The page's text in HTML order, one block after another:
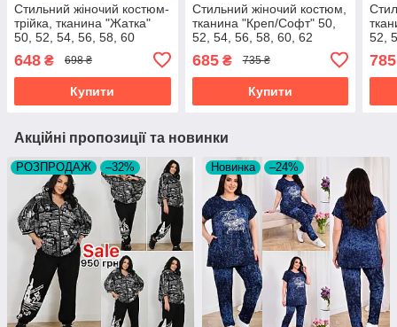
Стильний жіночий костюм-
трійка, тканина "Жатка"
50, 52, 54, 56, 58, 60
648 ₴ 698 ₴
Купити
Стильний жіночий костюм,
тканина "Креп/Софт" 50,
52, 54, 56, 58, 60, 62
685₴ 735 ₴
Купити
52,
785
Акційні пропозиції та новинки
РОЗПРОДАЖ –32% Новинка –24%